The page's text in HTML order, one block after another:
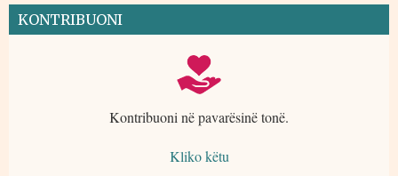
KONTRIBUONI
Kontribuoni në pavarësinë tonë.
Kliko këtu